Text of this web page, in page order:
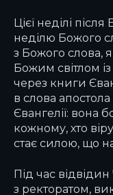
Цієї неділі
неділю Божого
з Божого слова,
Божим світлом
через книги
в слова
Євангелії: вона
кожному, хто
стає силою, що
Під час
з ректоратом,